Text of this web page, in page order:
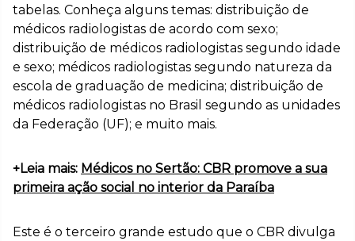
tabelas. Conheça alguns temas: distribuição de
médicos radiologistas de acordo com sexo;
distribuição de médicos radiologistas segundo idade
e sexo; médicos radiologistas segundo natureza da
escola de graduação de medicina; distribuição de
médicos radiologistas no Brasil segundo as unidades
da Federação (UF); e muito mais.
+Leia mais: Médicos no Sertão: CBR promove a sua
primeira ação social no interior da Paraíba
Este é o terceiro grande estudo que o CBR divulga